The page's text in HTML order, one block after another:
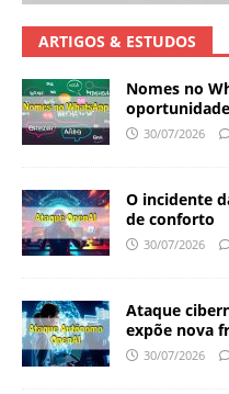
ARTIGOS & ESTUDOS
Nomes no
30/07/2026
O incidente
de conforto
30/07/2026
Ataque
expõe nova
30/07/2026